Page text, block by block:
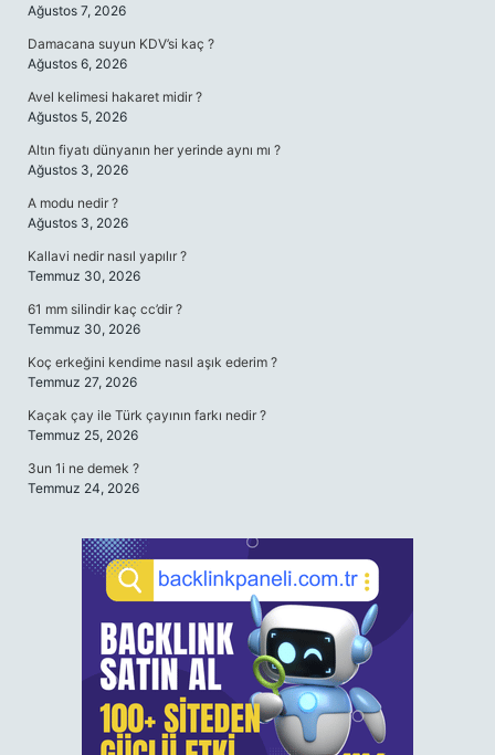
Ağustos 7, 2026
Damacana suyun KDV’si kaç ?
Ağustos 6, 2026
Avel kelimesi hakaret midir ?
Ağustos 5, 2026
Altın fiyatı dünyanın her yerinde aynı mı ?
Ağustos 3, 2026
A modu nedir ?
Ağustos 3, 2026
Kallavi nedir nasıl yapılır ?
Temmuz 30, 2026
61 mm silindir kaç cc’dir ?
Temmuz 30, 2026
Koç erkeğini kendime nasıl aşık ederim ?
Temmuz 27, 2026
Kaçak çay ile Türk çayının farkı nedir ?
Temmuz 25, 2026
3un 1i ne demek ?
Temmuz 24, 2026